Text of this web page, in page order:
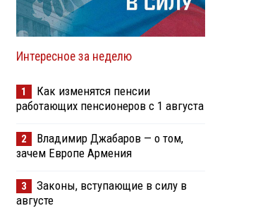
Интересное за неделю
1
Как изменятся пенсии
работающих пенсионеров с 1 августа
2
Владимир Джабаров — о том,
зачем Европе Армения
3
Законы, вступающие в силу в
августе